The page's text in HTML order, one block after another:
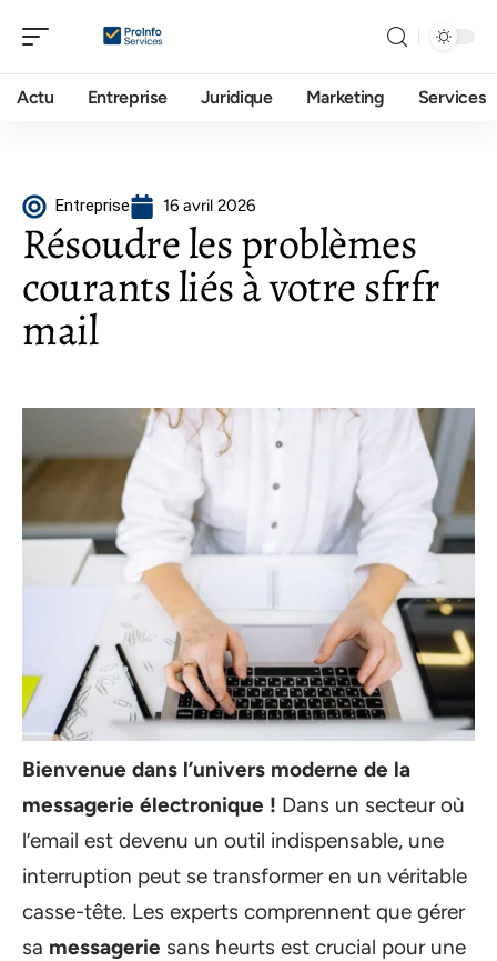
Actu Entreprise Juridique Marketing Services
Entreprise 16 avril 2026
Résoudre les problèmes
courants liés à votre sfrfr
mail
Bienvenue dans l’univers moderne de la
messagerie électronique ! Dans un secteur où
l’email est devenu un outil indispensable, une
interruption peut se transformer en un véritable
casse-tête. Les experts comprennent que gérer
sa messagerie sans heurts est crucial pour une